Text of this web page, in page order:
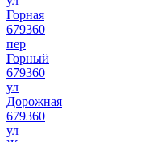
Горная
679360
пер
Горный
679360
ул
Дорожная
679360
ул